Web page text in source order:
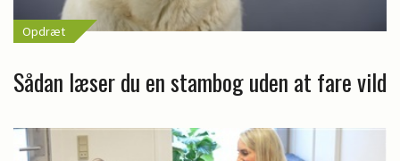
Opdræt
Sådan læser du en stambog uden at fare vild